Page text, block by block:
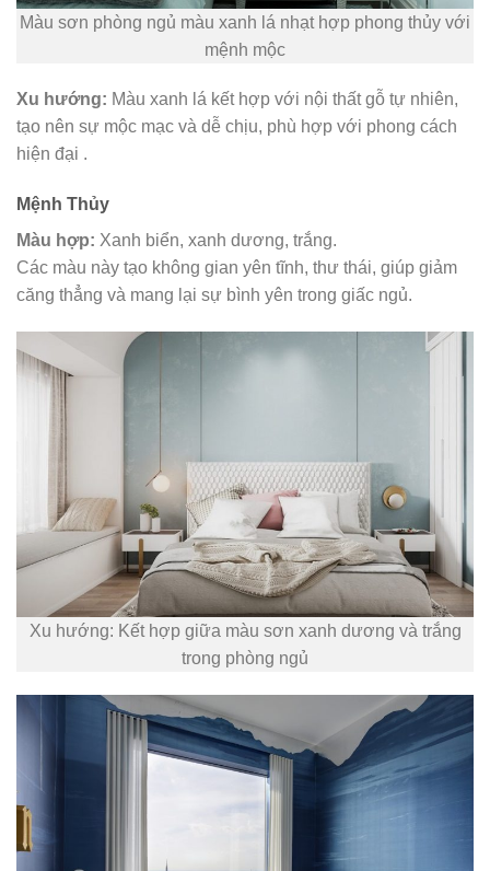
Màu sơn phòng ngủ màu xanh lá nhạt hợp phong thủy với
mệnh mộc
Xu hướng: Màu xanh lá kết hợp với nội thất gỗ tự nhiên,
tạo nên sự mộc mạc và dễ chịu, phù hợp với phong cách
hiện đại .
Mệnh Thủy
Màu hợp: Xanh biển, xanh dương, trắng.
Các màu này tạo không gian yên tĩnh, thư thái, giúp giảm
căng thẳng và mang lại sự bình yên trong giấc ngủ.
Xu hướng: Kết hợp giữa màu sơn xanh dương và trắng
trong phòng ngủ